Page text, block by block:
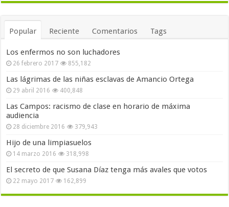
Popular Reciente Comentarios Tags
Los enfermos no son luchadores
26 febrero 2017 855,182
Las lágrimas de las niñas esclavas de Amancio Ortega
29 abril 2016 400,848
Las Campos: racismo de clase en horario de máxima
audiencia
28 diciembre 2016 379,943
Hijo de una limpiasuelos
14 marzo 2016 318,998
El secreto de que Susana Díaz tenga más avales que votos
22 mayo 2017 162,899